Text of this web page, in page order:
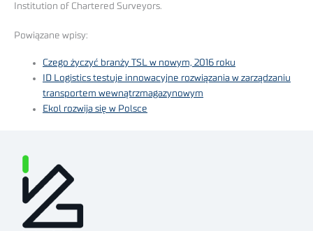
Institution of Chartered Surveyors.
Powiązane wpisy:
Czego życzyć branży TSL w nowym, 2016 roku
ID Logistics testuje innowacyjne rozwiązania w zarządzaniu
transportem wewnątrzmagazynowym
Ekol rozwija się w Polsce